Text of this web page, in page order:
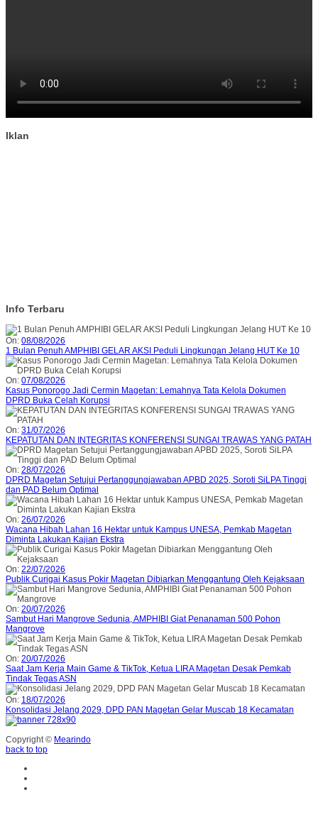
Iklan
Info Terbaru
On: 08/08/2026
1 Bulan Penuh AMPHIBI GELAR AKSI Peduli Lingkungan Jelang HUT Ke 10
On: 07/08/2026
Kasus Ponorogo Jadi Cermin Magetan: Lemahnya Tata Kelola Dokumen
DPRD Buka Celah Korupsi
On: 31/07/2026
KEPATUTAN DAN INTEGRITAS KONFERENSI SUNGAI TRAWAS YANG PATAH
On: 28/07/2026
DPRD Magetan Setujui Pertanggungjawaban APBD 2025, Soroti SiLPA Tinggi
dan PAD Belum Optimal
On: 26/07/2026
Wacana Hibah Lahan 16 Hektar untuk Kampus UNESA, Pemkab Magetan
Diminta Lakukan Kajian Ekstra
On: 22/07/2026
Publik Curigai Kasus Pokir Magetan Dibiarkan Menggantung Oleh Kejaksaan
On: 20/07/2026
Sambut Hari Mangrove Sedunia, AMPHIBI Giat Penanaman 500 Pohon
Mangrove
On: 20/07/2026
Saat Jam Kerja Main Game & TikTok, Ketua LIRA Magetan Desak Pemkab
Tindak Tegas ASN
On: 18/07/2026
Konsolidasi Jelang 2029, DPD PAN Magetan Gelar Muscab 18 Kecamatan
Copyright © Mearindo
back to top